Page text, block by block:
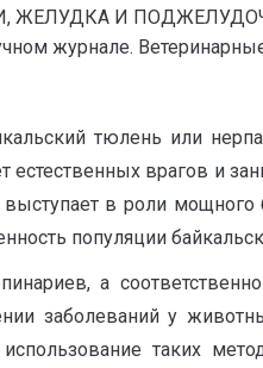
ЖЕЛУДКА И
журнале. Ветеринарные
тюлень или
врагов и
в роли
популяции
а
заболеваний у
таких